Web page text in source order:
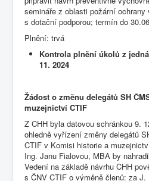
semináře z oblasti požární
s dotační podporou; termín do
Plnění: trvá
Kontrola plnění úkolů z
11. 2024
Žádost o změnu delegátů SH
muzejnictví CTIF
Z CHH byla datovou schránkou 9.
ohledně vyřízení změny delegátů
CTIF v Komisi historie a
Ing. Janu Fialovou, MBA by
Vedení na základě návrhu CHH
s ČNV CTIF o výměně členů: za J.